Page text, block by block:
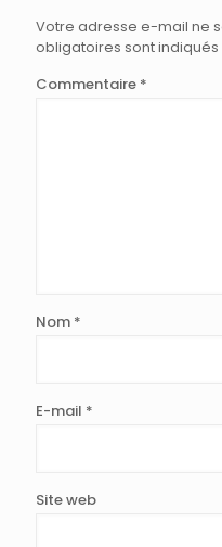
Votre adresse e-mail ne
obligatoires sont
Commentaire *
Nom *
E-mail *
Site web